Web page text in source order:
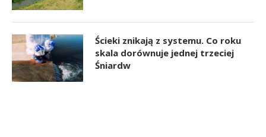
Ścieki znikają z systemu. Co roku
skala dorównuje jednej trzeciej
Śniardw